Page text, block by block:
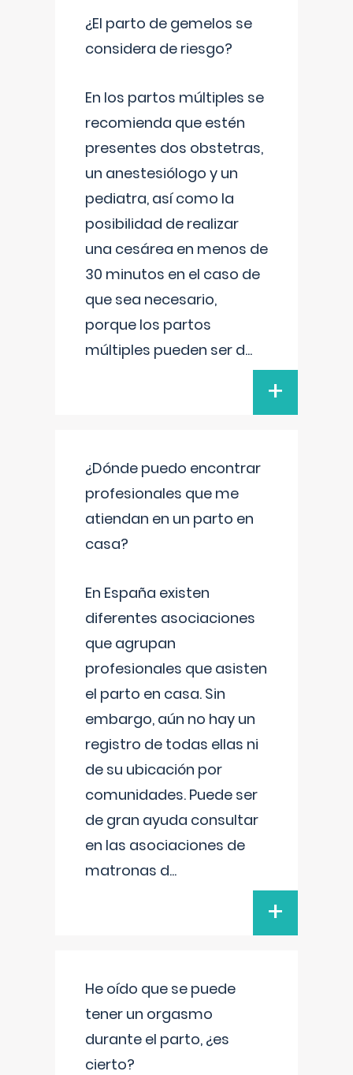
¿El parto de gemelos se
considera de riesgo?
En los partos múltiples se
recomienda que estén
presentes dos obstetras,
un anestesiólogo y un
pediatra, así como la
posibilidad de realizar
una cesárea en menos de
30 minutos en el caso de
que sea necesario,
porque los partos
múltiples pueden ser d...
+
¿Dónde puedo encontrar
profesionales que me
atiendan en un parto en
casa?
En España existen
diferentes asociaciones
que agrupan
profesionales que asisten
el parto en casa. Sin
embargo, aún no hay un
registro de todas ellas ni
de su ubicación por
comunidades. Puede ser
de gran ayuda consultar
en las asociaciones de
matronas d...
+
He oído que se puede
tener un orgasmo
durante el parto, ¿es
cierto?